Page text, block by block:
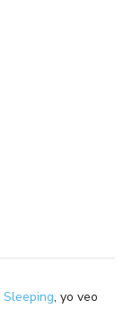
Sleeping, yo veo